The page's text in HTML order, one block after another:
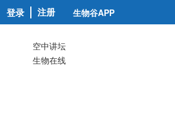
登录 注册 生物谷APP
空中讲坛
生物在线